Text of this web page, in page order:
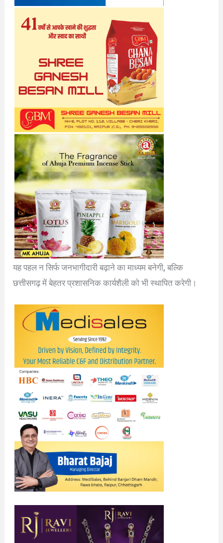
यह पहल न सिर्फ जनभागीदारी बढ़ाने का माध्यम बनेगी, बल्कि
छत्तीसगढ़ में बेहतर प्रशासनिक कार्यशैली को भी स्थापित करेगी।